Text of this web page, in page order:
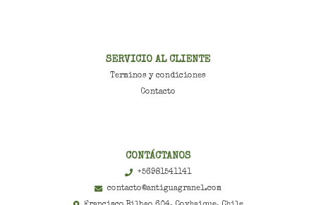
SERVICIO AL CLIENTE
Terminos y condiciones
Contacto
CONTÁCTANOS
+56981541141
contacto@antiguagranel.com